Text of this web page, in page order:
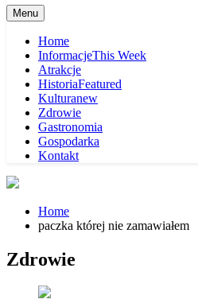
Menu
Home
InformacjeThis Week
Atrakcje
HistoriaFeatured
Kulturanew
Zdrowie
Gastronomia
Gospodarka
Kontakt
Home
paczka której nie zamawiałem
Zdrowie